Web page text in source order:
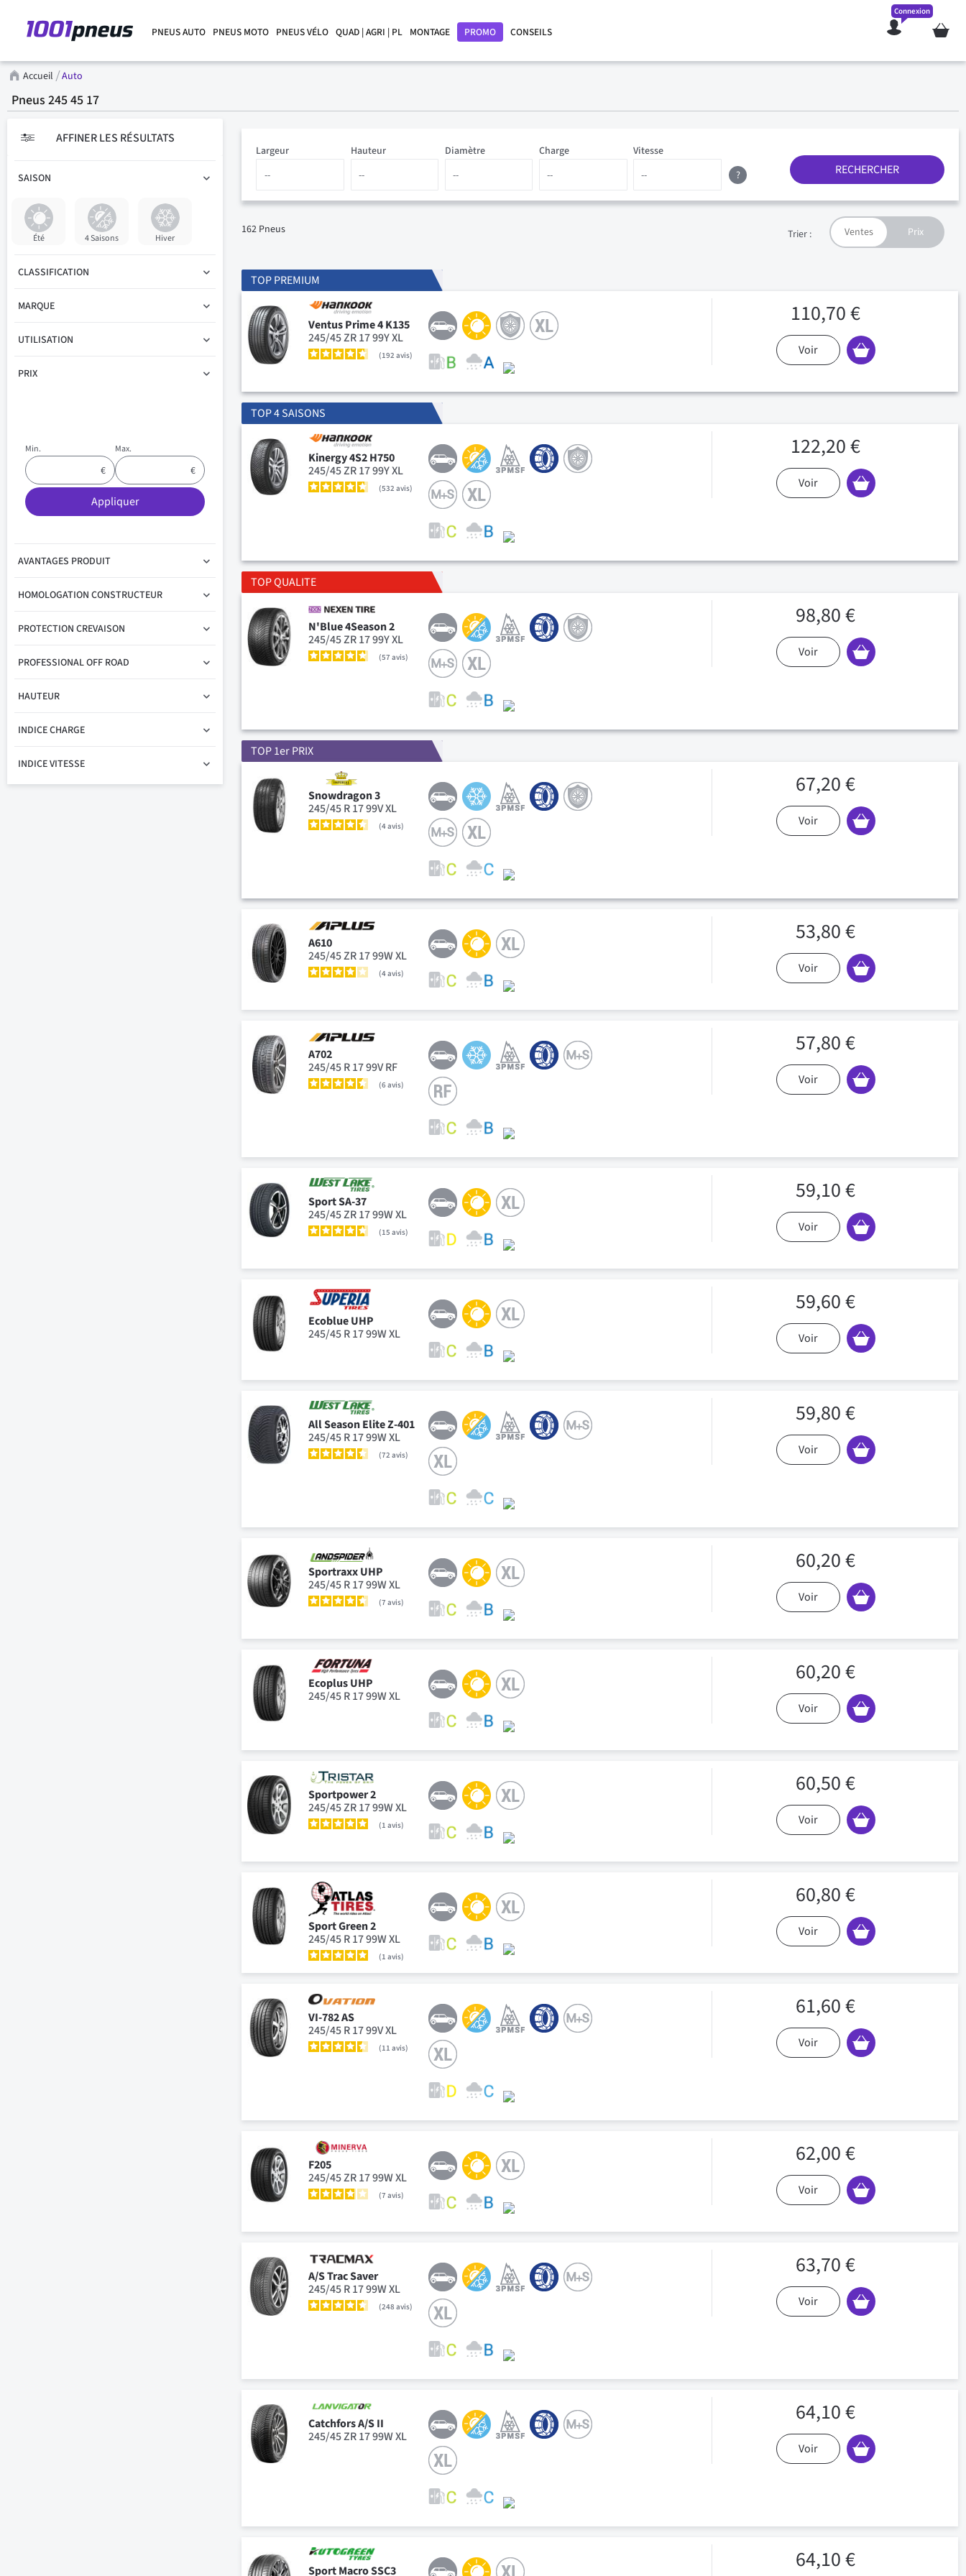
PNEUS AUTO PNEUS MOTO PNEUS VÉLO QUAD | AGRI | PL MONTAGE PROMO CONSEILS Mon
Connexion
Accueil Auto
Pneus 245 45 17
Diamètre
Hauteur Charge Vitesse
Largeur
?
RECHERCHER
162 Pneus Trier :
TOP PREMIUM
Ventus Prime 4 K135
245/45 ZR 17 99Y XL
192avis
110,70 €
Voir
TOP 4 SAISONS
Kinergy 4S2 H750
245/45 ZR 17 99Y XL
532avis
122,20 €
Voir
TOP QUALITE
N'Blue 4Season 2
245/45 ZR 17 99Y XL
57avis
98,80 €
Voir
TOP 1er PRIX
Snowdragon 3
245/45 R 17 99V XL
4avis
67,20 €
Voir
A610
245/45 ZR 17 99W XL
4avis
53,80 €
Voir
A702
245/45 R 17 99V RF
6avis
57,80 €
Voir
Sport SA-37
245/45 ZR 17 99W XL
15avis
59,10 €
Voir
Ecoblue UHP
245/45 R 17 99W XL
59,60 €
Voir
All Season Elite Z-401
245/45 R 17 99W XL
72avis
59,80 €
Voir
Sportraxx UHP
245/45 R 17 99W XL
7avis
60,20 €
Voir
Ecoplus UHP
245/45 R 17 99W XL
60,20 €
Voir
Sportpower 2
245/45 ZR 17 99W XL
1avis
60,50 €
Voir
Sport Green 2
245/45 R 17 99W XL
1avis
60,80 €
Voir
VI-782 AS
245/45 R 17 99V XL
11avis
61,60 €
Voir
F205
245/45 ZR 17 99W XL
7avis
62,00 €
Voir
A/S Trac Saver
245/45 R 17 99W XL
248avis
63,70 €
Voir
Catchfors A/S II
245/45 ZR 17 99W XL
64,10 €
Voir
Sport Macro SSC3
64,10 €
AFFINER LES RÉSULTATS
SAISON
Été 4 Saisons Hiver
CLASSIFICATION
MARQUE
UTILISATION
PRIX
Min. Max.
Appliquer
AVANTAGES PRODUIT
HOMOLOGATION CONSTRUCTEUR
PROTECTION CREVAISON
PROFESSIONAL OFF ROAD
HAUTEUR
INDICE CHARGE
INDICE VITESSE